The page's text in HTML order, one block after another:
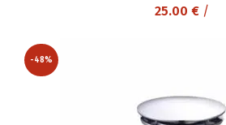
25.00 €/
-48%